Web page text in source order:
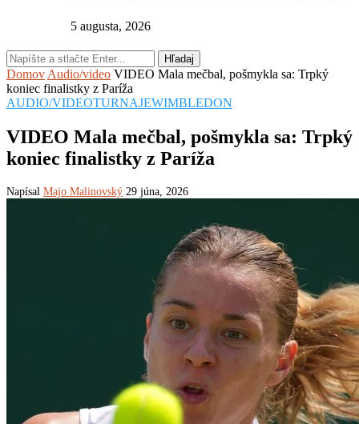
5 augusta, 2026
Hľadaj
Domov Audio/video VIDEO Mala mečbal, pošmykla sa: Trpký
koniec finalistky z Paríža
AUDIO/VIDEOTURNAJEWIMBLEDON
VIDEO Mala mečbal, pošmykla sa: Trpký
koniec finalistky z Paríža
Napísal Majo Malinovský 29 júna, 2026